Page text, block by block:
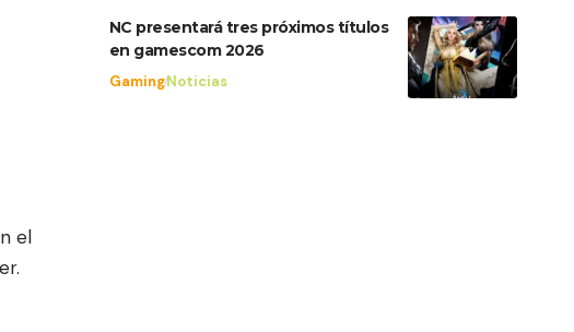
el
NC presentará tres próximos títulos
en gamescom 2026
GamingNoticias